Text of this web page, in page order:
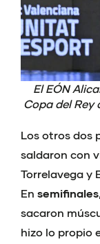
El EÓN
Copa del Rey
Los otros dos
saldaron con
Torrelavega y
En semifinales
sacaron
hizo lo propio